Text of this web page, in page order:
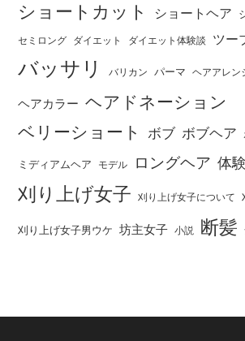
ショートカット ショートヘア
セミロング ダイエット ダイエット体験談 ツー
バッサリ バリカン パーマ ヘアアレン
ヘアカラー ヘアドネーション
ベリーショート
ボブ ボブヘア
ミディアムヘア モデル ロングヘア 体
刈り上げ女子 刈り上げ女子について
刈り上げ女子男ウケ 坊主女子 小説 断髪